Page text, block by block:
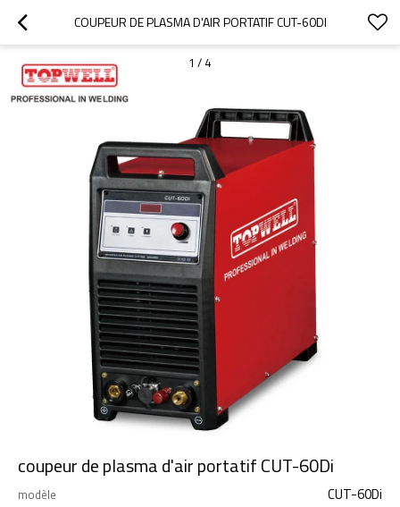
COUPEUR DE PLASMA D'AIR PORTATIF CUT-60DI
1 / 4
coupeur de plasma d'air portatif CUT-60Di
modèle CUT-60Di